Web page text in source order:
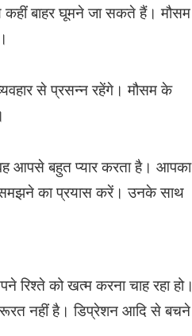
बाहर घूमने जा सकते हैं। मौसम
से प्रसन्न रहेंगे। मौसम के
आपसे बहुत प्यार करता है। आपका
समझने का प्रयास करें। उनके साथ
को खत्म करना चाह रहा हो।
नहीं है। डिप्रेशन आदि से बचने